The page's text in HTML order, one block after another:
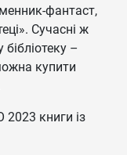
фантаст,
Сучасні ж
–
купити
2023 книги із